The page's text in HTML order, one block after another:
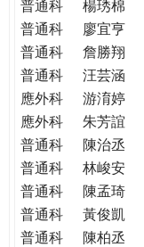
普通科
楊琇棉
普通科
廖宜亨
普通科
詹勝翔
普通科
汪芸涵
應外科
游淯婷
應外科
朱芳誼
普通科
陳治丞
普通科
林峻安
普通科
陳孟琦
普通科
黃俊凱
普通科
陳柏丞